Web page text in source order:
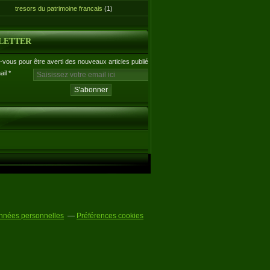
tresors du patrimoine francais (1)
vous pour être averti des nouveaux articles publiés.
personnelles Préférences cookies